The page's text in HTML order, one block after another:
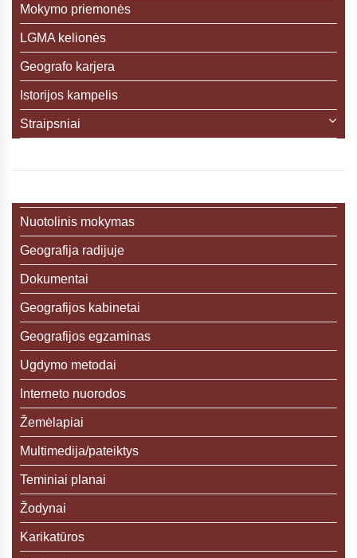
Mokymo priemonės
LGMA kelionės
Geografo karjera
Istorijos kampelis
Straipsniai
Nuotolinis mokymas
Geografija radijuje
Dokumentai
Geografijos kabinetai
Geografijos egzaminas
Ugdymo metodai
Interneto nuorodos
Žemėlapiai
Multimedija/pateiktys
Teminiai planai
Žodynai
Karikatūros